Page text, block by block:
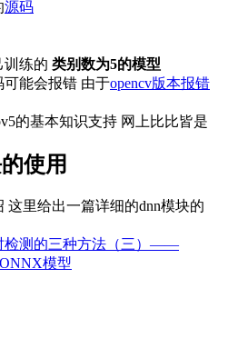
源码
训练的 类别数为5的模型
能会报错 由于opencv版本报错
的基本知识支持 网上比比皆是
使用
这里给出一篇详细的dnn模块的
检测的三种方法（三）——
模型